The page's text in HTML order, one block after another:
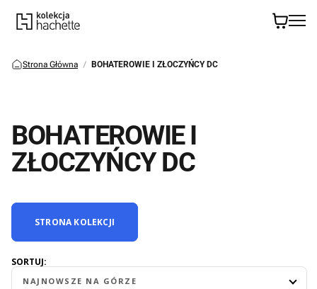
Strona Główna BOHATEROWIE I ZŁOCZYŃCY DC
BOHATEROWIE I
ZŁOCZYŃCY DC
STRONA KOLEKCJI
SORTUJ:
NAJNOWSZE NA GÓRZE